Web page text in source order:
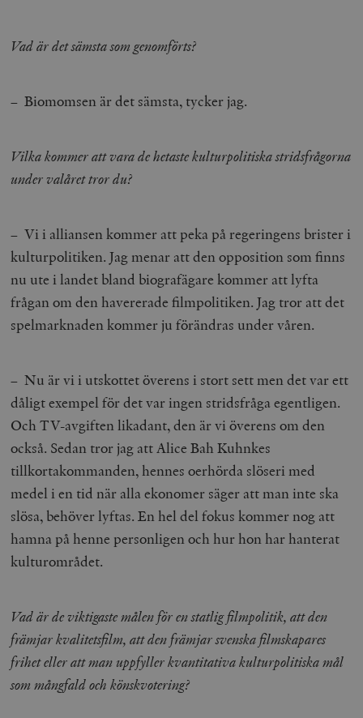
Vad är det sämsta som genomförts?
– Biomomsen är det sämsta, tycker jag.
Vilka kommer att vara de hetaste kulturpolitiska stridsfrågorna
under valåret tror du?
– Vi i alliansen kommer att peka på regeringens brister i
kulturpolitiken. Jag menar att den opposition som finns
nu ute i landet bland biografägare kommer att lyfta
frågan om den havererade filmpolitiken. Jag tror att det
spelmarknaden kommer ju förändras under våren.
– Nu är vi i utskottet överens i stort sett men det var ett
dåligt exempel för det var ingen stridsfråga egentligen.
Och TV-avgiften likadant, den är vi överens om den
också. Sedan tror jag att Alice Bah Kuhnkes
tillkortakommanden, hennes oerhörda slöseri med
medel i en tid när alla ekonomer säger att man inte ska
slösa, behöver lyftas. En hel del fokus kommer nog att
hamna på henne personligen och hur hon har hanterat
kulturområdet.
Vad är de viktigaste målen för en statlig filmpolitik, att den
främjar kvalitetsfilm, att den främjar svenska filmskapares
frihet eller att man uppfyller kvantitativa kulturpolitiska mål
som mångfald och könskvotering?